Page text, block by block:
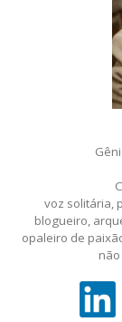
voz solitária,
blogueiro,
opaleiro de